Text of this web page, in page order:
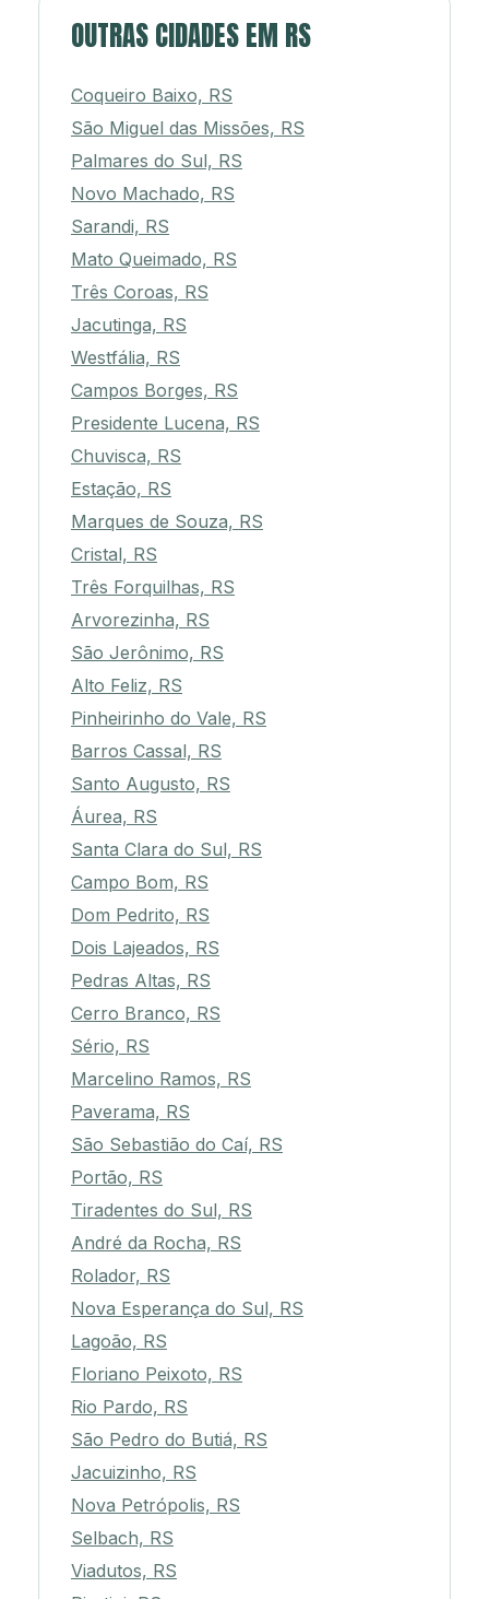
OUTRAS CIDADES EM RS
Coqueiro Baixo, RS
São Miguel das Missões, RS
Palmares do Sul, RS
Novo Machado, RS
Sarandi, RS
Mato Queimado, RS
Três Coroas, RS
Jacutinga, RS
Westfália, RS
Campos Borges, RS
Presidente Lucena, RS
Chuvisca, RS
Estação, RS
Marques de Souza, RS
Cristal, RS
Três Forquilhas, RS
Arvorezinha, RS
São Jerônimo, RS
Alto Feliz, RS
Pinheirinho do Vale, RS
Barros Cassal, RS
Santo Augusto, RS
Áurea, RS
Santa Clara do Sul, RS
Campo Bom, RS
Dom Pedrito, RS
Dois Lajeados, RS
Pedras Altas, RS
Cerro Branco, RS
Sério, RS
Marcelino Ramos, RS
Paverama, RS
São Sebastião do Caí, RS
Portão, RS
Tiradentes do Sul, RS
André da Rocha, RS
Rolador, RS
Nova Esperança do Sul, RS
Lagoão, RS
Floriano Peixoto, RS
Rio Pardo, RS
São Pedro do Butiá, RS
Jacuizinho, RS
Nova Petrópolis, RS
Selbach, RS
Viadutos, RS